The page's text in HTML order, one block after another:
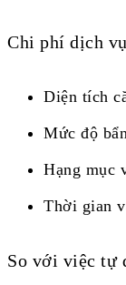
Chi phí dịch
Diện tích
Mức độ
Hạng mục
Thời gian
So với việc tự